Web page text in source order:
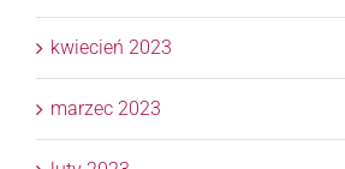
kwiecień 2023
marzec 2023